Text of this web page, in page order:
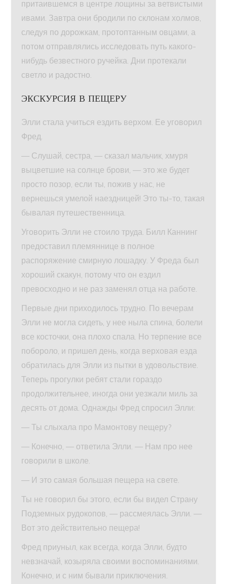
притаившемся в центре лощины за ветвистыми
ивами. Завтра они бродили по склонам холмов,
следуя по дорожкам, протоптанным овцами, а
потом отправлялись исследовать путь какого-
нибудь безвестного ручейка. Дни протекали
светло и радостно.
ЭКСКУРСИЯ В ПЕЩЕРУ
Элли стала учиться ездить верхом. Ее уговорил
Фред.
— Слушай, сестра, — сказал мальчик, хмуря
выцветшие на солнце брови, — это же будет
просто позор, если ты, пожив у нас, не
вернешься умелой наездницей! Это ты-то, такая
бывалая путешественница.
Уговорить Элли не стоило труда. Билл Каннинг
предоставил племяннице в полное
распоряжение смирную лошадку. У Фреда был
хороший скакун, потому что он ездил
превосходно и не раз заменял отца на работе.
Первые дни приходилось трудно. По вечерам
Элли не могла сидеть, у нее ныла спина, болели
все косточки, она плохо спала. Но терпение все
побороло, и пришел день, когда верховая езда
обратилась для Элли из пытки в удовольствие.
Теперь прогулки ребят стали гораздо
продолжительнее, иногда они уезжали миль за
десять от дома. Однажды Фред спросил Элли:
— Ты слыхала про Мамонтову пещеру?
— Конечно, — ответила Элли. — Нам про нее
говорили в школе.
— И это самая большая пещера на свете.
Ты не говорил бы этого, если бы видел Страну
Подземных рудокопов, — рассмеялась Элли. —
Вот это действительно пещера!
Фред приуныл, как всегда, когда Элли, будто
невзначай, козыряла своими воспоминаниями.
Конечно, и с ним бывали приключения.